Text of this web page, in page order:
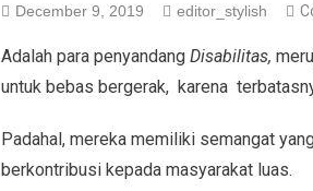
December 9, 2019 editor_stylish
Adalah para penyandang Disabilitas,
untuk bebas bergerak, karena
Padahal, mereka memiliki semangat
berkontribusi kepada masyarakat luas.